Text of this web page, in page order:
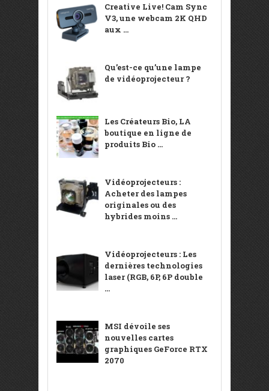
Creative Live! Cam Sync
V3, une webcam 2K QHD
aux ...
Qu’est-ce qu’une lampe
de vidéoprojecteur ?
Les Créateurs Bio, LA
boutique en ligne de
produits Bio ...
Vidéoprojecteurs :
Acheter des lampes
originales ou des
hybrides moins ...
Vidéoprojecteurs : Les
dernières technologies
laser (RGB, 6P, 6P double
...
MSI dévoile ses
nouvelles cartes
graphiques GeForce RTX
2070